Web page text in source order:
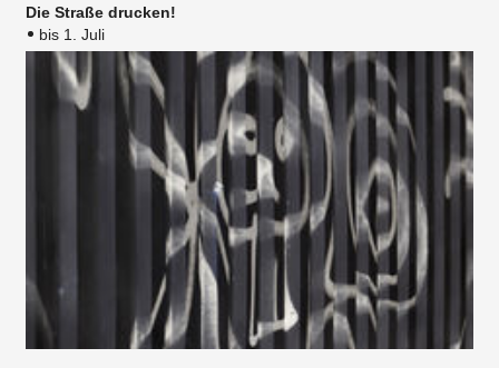
Die Straße drucken!
bis 1. Juli